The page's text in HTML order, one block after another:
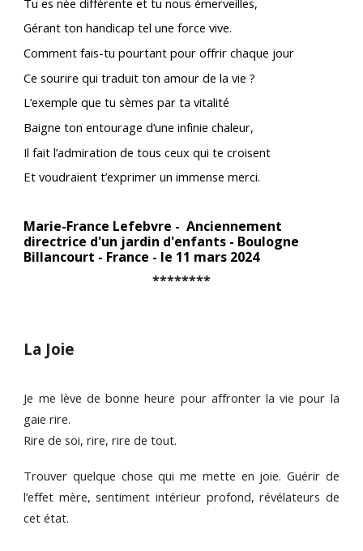
Gérant ton handicap tel une force vive.
Comment fais-tu pourtant pour offrir chaque jour
Ce sourire qui traduit ton amour de la vie ?
L’exemple que tu sèmes par ta vitalité
Baigne ton entourage d’une infinie chaleur,
Il fait l’admiration de tous ceux qui te croisent
Et voudraient t’exprimer un immense merci.
Marie-France Lefebvre - Anciennement
directrice d'un jardin d'enfants - Boulogne
Billancourt - France - le 11 mars 2024
********
La Joie
Je me lève de bonne heure pour affronter la vie pour la
gaie rire.
Rire de soi, rire, rire de tout.
Trouver quelque chose qui me mette en joie. Guérir de
l’effet mère, sentiment intérieur profond, révélateurs de
cet état.